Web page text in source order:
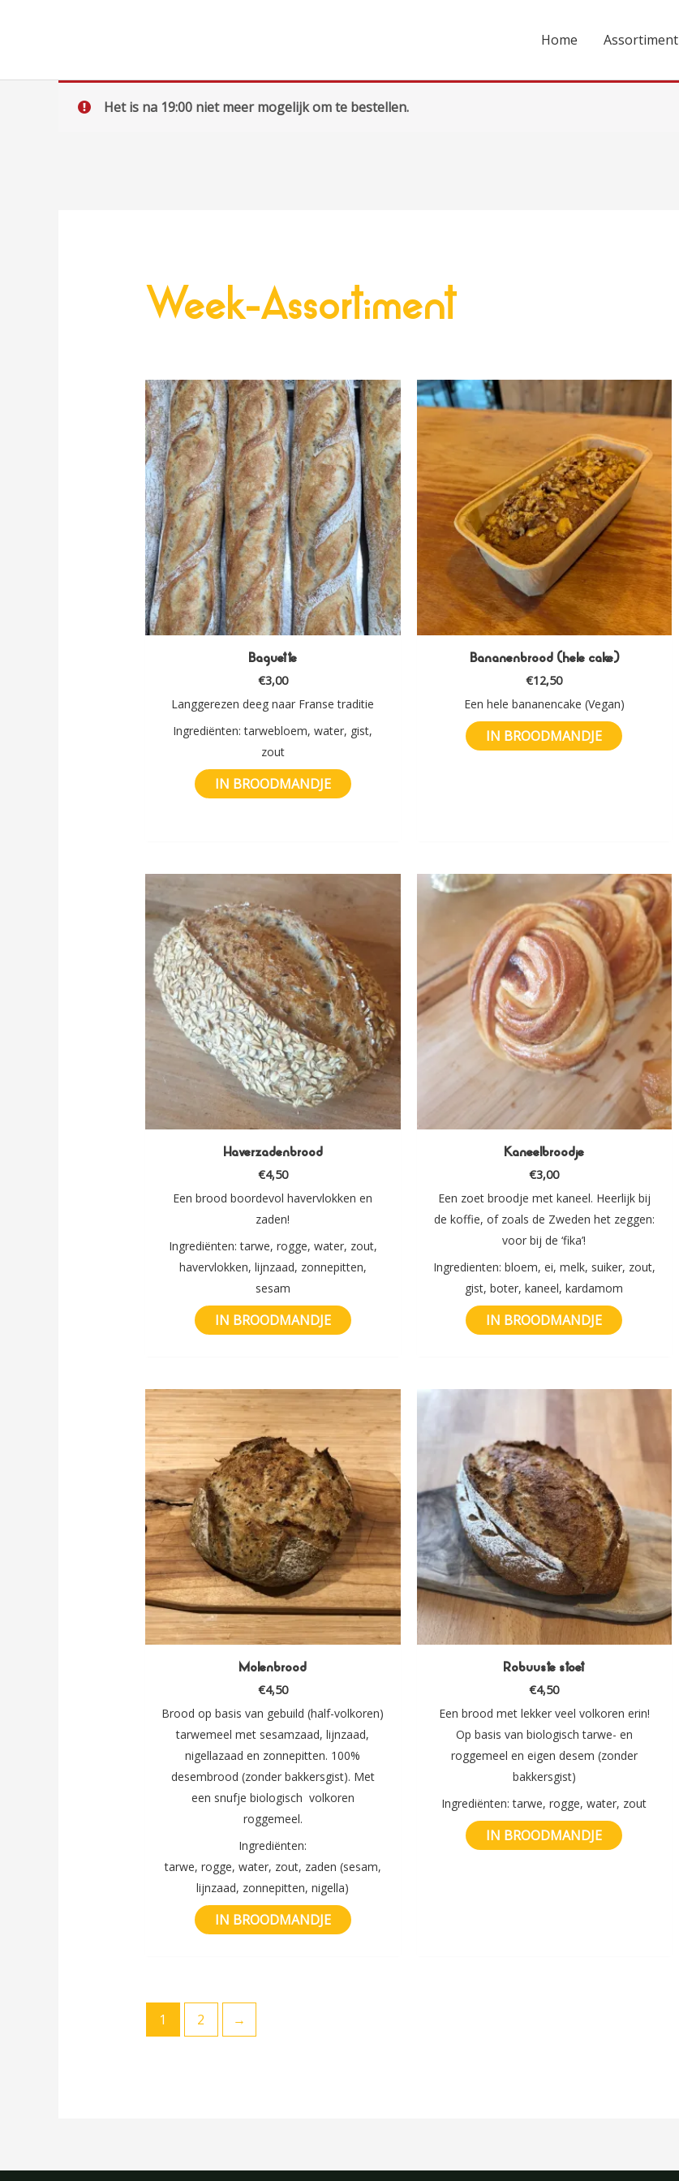
inhoud
Home Assortiment
Het is na 19:00 niet meer mogelijk om te bestellen.
Week-Assortiment
Baguette
€3,00
Langgerezen deeg naar Franse traditie
Ingrediënten: tarwebloem, water, gist,
zout
IN BROODMANDJE
Bananenbrood (hele cake)
€12,50
Een hele bananencake (Vegan)
IN BROODMANDJE
Haverzadenbrood
€4,50
Een brood boordevol havervlokken en
zaden!
Ingrediënten: tarwe, rogge, water, zout,
havervlokken, lijnzaad, zonnepitten,
sesam
IN BROODMANDJE
Kaneelbroodje
€3,00
Een zoet broodje met kaneel. Heerlijk bij
de koffie, of zoals de Zweden het zeggen:
voor bij de ‘fika’!
Ingredienten: bloem, ei, melk, suiker, zout,
gist, boter, kaneel, kardamom
IN BROODMANDJE
Molenbrood
€4,50
Brood op basis van gebuild (half-volkoren)
tarwemeel met sesamzaad, lijnzaad,
nigellazaad en zonnepitten. 100%
desembrood (zonder bakkersgist). Met
een snufje biologisch volkoren
roggemeel.
Ingrediënten:
tarwe, rogge, water, zout, zaden (sesam,
lijnzaad, zonnepitten, nigella)
IN BROODMANDJE
Robuuste stoet
€4,50
Een brood met lekker veel volkoren erin!
Op basis van biologisch tarwe- en
roggemeel en eigen desem (zonder
bakkersgist)
Ingrediënten: tarwe, rogge, water, zout
IN BROODMANDJE
1 2 →